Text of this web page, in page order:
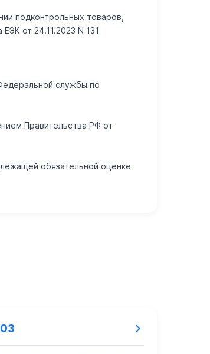
подконтрольных товаров,
от 24.11.2023 N 131
службы по
Правительства РФ от
обязательной оценке